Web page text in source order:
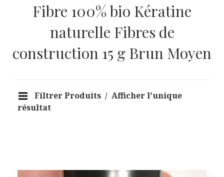
Fibre 100% bio Kératine
naturelle Fibres de
construction 15 g Brun Moyen
Filtrer Produits
Afficher l'unique
résultat